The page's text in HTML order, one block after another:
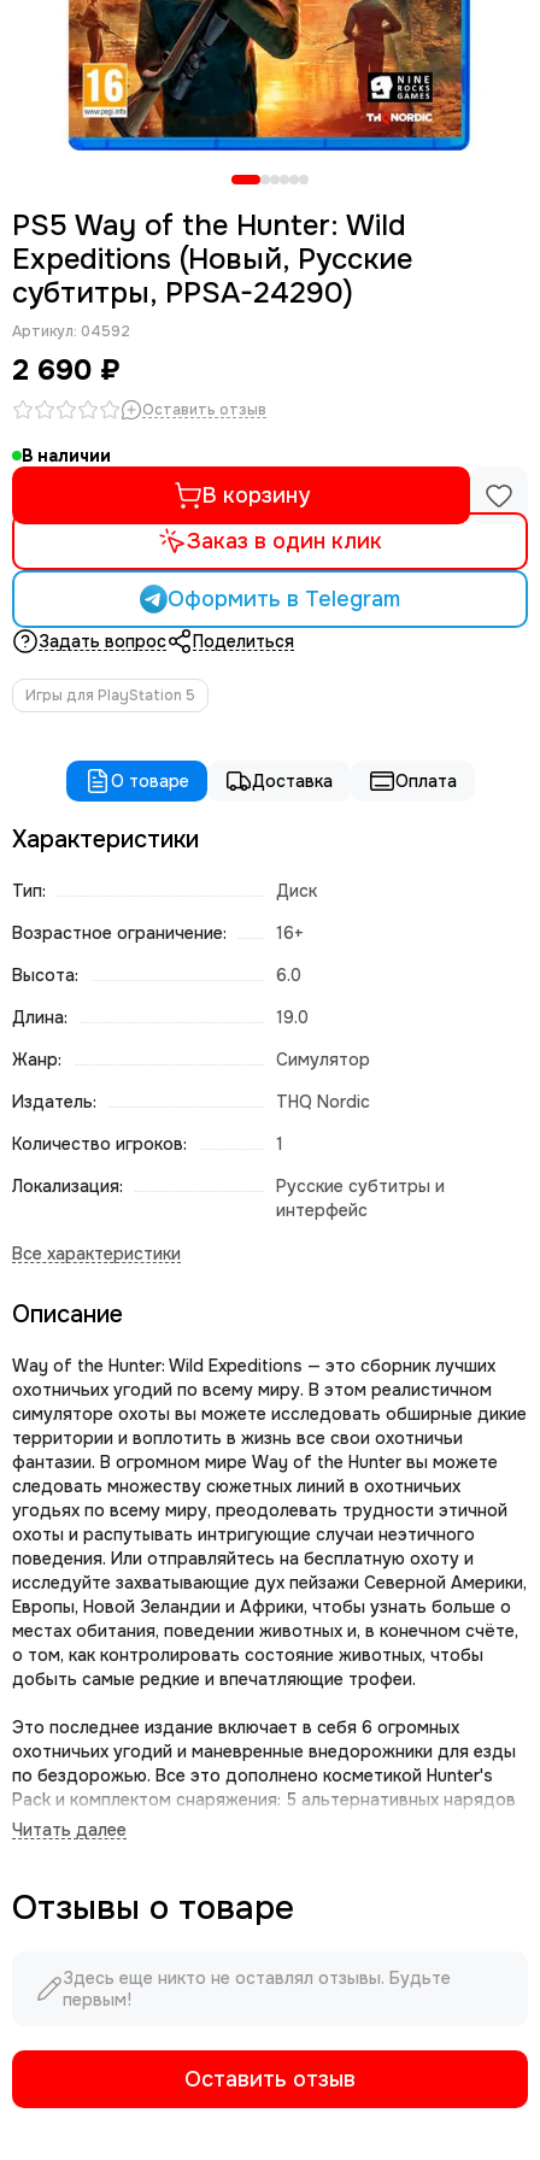
PS5 Way of the Hunter: Wild
Expeditions (Новый, Русские
субтитры, PPSA-24290)
Артикул: 04592
2 690 ₽
Оставить отзыв
В наличии
В корзину
Заказ в один клик
Оформить в Telegram
Задать вопрос Поделиться
Игры для PlayStation 5
О товаре Доставка Оплата
Характеристики
Тип:
Диск
Возрастное ограничение:
16+
Высота:
6.0
Длина:
19.0
Жанр:
Симулятор
Издатель:
THQ Nordic
Количество игроков:
1
Локализация:
Русские субтитры и
интерфейс
Описание
Way of the Hunter: Wild Expeditions — это сборник лучших
охотничьих угодий по всему миру. В этом реалистичном
симуляторе охоты вы можете исследовать обширные дикие
территории и воплотить в жизнь все свои охотничьи
фантазии. В огромном мире Way of the Hunter вы можете
следовать множеству сюжетных линий в охотничьих
угодьях по всему миру, преодолевать трудности этичной
охоты и распутывать интригующие случаи неэтичного
поведения. Или отправляйтесь на бесплатную охоту и
исследуйте захватывающие дух пейзажи Северной Америки,
Европы, Новой Зеландии и Африки, чтобы узнать больше о
местах обитания, поведении животных и, в конечном счёте,
о том, как контролировать состояние животных, чтобы
добыть самые редкие и впечатляющие трофеи.
Это последнее издание включает в себя 6 огромных
охотничьих угодий и маневренные внедорожники для езды
по бездорожью. Все это дополнено косметикой Hunter's
Pack и комплектом снаряжения: 5 альтернативных нарядов
для ваших игровых охотников, старинное ружье с красивой
Трансильвании.
- Tikamoon Plains - огромное новое охотничье угодье в
Африке. Исследуйте разнообразные ландшафты, от
бескрайних саванн, полных жизни. Присоединяйтесь к
Малачи, профессиональному охотничьему гиду, который
ведет группу искателей приключений по захватывающему
Отзывы о товаре
Здесь еще никто не оставлял отзывы. Будьте
первым!
Оставить отзыв